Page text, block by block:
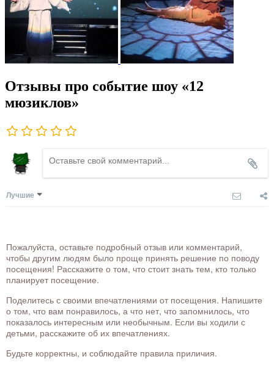
Отзывы про событие шоу «12
мюзиклов»
Лучшие
Пожалуйста, оставьте подробный отзыв или комментарий,
чтобы другим людям было проще принять решение по поводу
посещения! Расскажите о том, что стоит знать тем, кто только
планирует посещение.
Поделитесь с своими впечатлениями от посещения. Напишите
о том, что вам понравилось, а что нет, что запомнилось, что
показалось интересным или необычным. Если вы ходили с
детьми, расскажите об их впечатлениях.
Будьте корректны, и соблюдайте правила приличия.